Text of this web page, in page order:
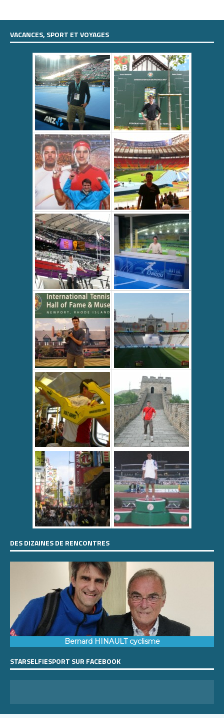
VACANCES, SPORT ET VOYAGES
DES DIZAINES DE RENCONTRES
Bernard HINAULT cyclisme
STARSELFIESPORT SUR FACEBOOK